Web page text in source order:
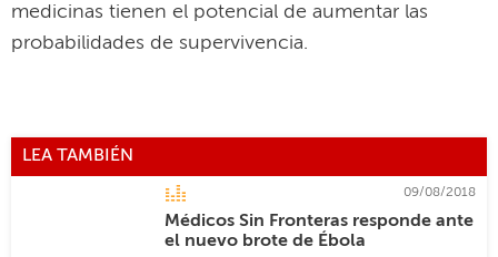
medicinas tienen el potencial de aumentar las
probabilidades de supervivencia.
LEA TAMBIÉN
09/08/2018
Médicos Sin Fronteras responde ante
el nuevo brote de Ébola